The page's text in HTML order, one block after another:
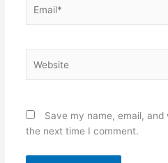
Save my name, email,
the next time I comment.